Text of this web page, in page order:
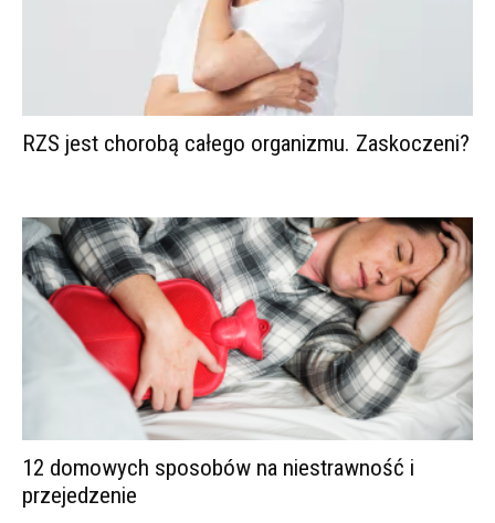
RZS jest chorobą całego organizmu. Zaskoczeni?
12 domowych sposobów na niestrawność i
przejedzenie